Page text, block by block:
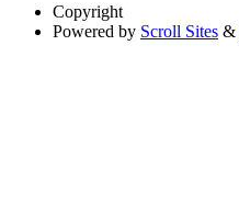
Copyright
Powered by Scroll Sites &